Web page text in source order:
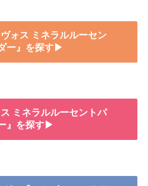
ォス ミネラルルーセン
ー』を探す▶
ミネラルルーセントパ
』を探す▶